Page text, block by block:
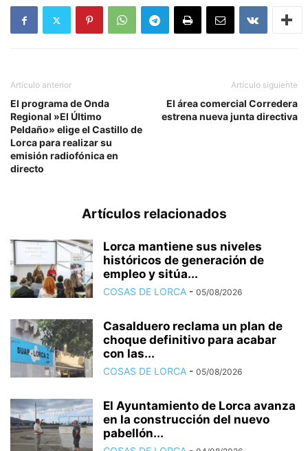
junto a fábricas de curtidos.
Cosas de Lorca - Bomberos apagan incendio en Poligono Industrial Serrata
Artículo anterior
El programa de Onda
Regional »El Último
Peldaño» elige el Castillo de
Lorca para realizar su
emisión radiofónica en
directo
Artículo siguiente
El área comercial Corredera
estrena nueva junta directiva
Artículos relacionados
Lorca mantiene sus niveles
históricos de generación de
empleo y sitúa...
COSAS DE LORCA - 05/08/2026
Casalduero reclama un plan de
choque definitivo para acabar
con las...
COSAS DE LORCA - 05/08/2026
El Ayuntamiento de Lorca avanza
en la construcción del nuevo
pabellón...